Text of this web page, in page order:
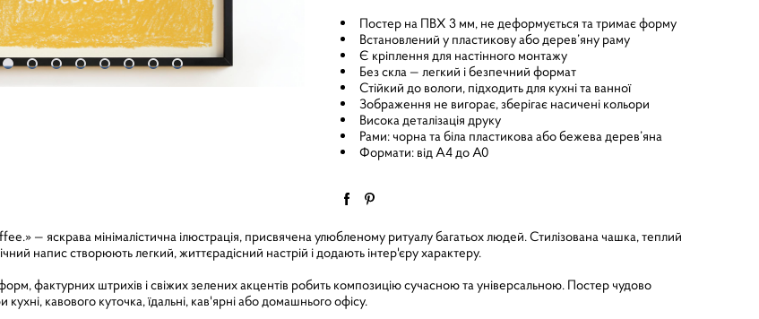
Постер на ПВХ 3 мм, не деформується та тримає форму
Встановлений у пластикову або дерев’яну раму
Є кріплення для настінного монтажу
Без скла — легкий і безпечний формат
Стійкий до вологи, підходить для кухні та ванної
Зображення не вигорає, зберігає насичені кольори
Висока деталізація друку
Рами: чорна та біла пластикова або бежева дерев’яна
Формати: від A4 до A0
— яскрава мінімалістична ілюстрація, присвячена улюбленому ритуалу багатьох людей. Стилізована чашка, теплий
напис створюють легкий, життєрадісний настрій і додають інтер'єру характеру.
фактурних штрихів і свіжих зелених акцентів робить композицію сучасною та універсальною. Постер чудово
кухні, кавового куточка, їдальні, кав'ярні або домашнього офісу.